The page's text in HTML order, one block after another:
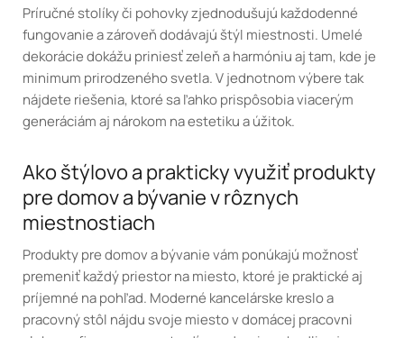
Príručné stolíky či pohovky zjednodušujú každodenné
fungovanie a zároveň dodávajú štýl miestnosti. Umelé
dekorácie dokážu priniesť zeleň a harmóniu aj tam, kde je
minimum prirodzeného svetla. V jednotnom výbere tak
nájdete riešenia, ktoré sa ľahko prispôsobia viacerým
generáciám aj nárokom na estetiku a úžitok.
Ako štýlovo a prakticky využiť produkty
pre domov a bývanie v rôznych
miestnostiach
Produkty pre domov a bývanie vám ponúkajú možnosť
premeniť každý priestor na miesto, ktoré je praktické aj
príjemné na pohľad. Moderné kancelárske kreslo a
pracovný stôl nájdu svoje miesto v domácej pracovni